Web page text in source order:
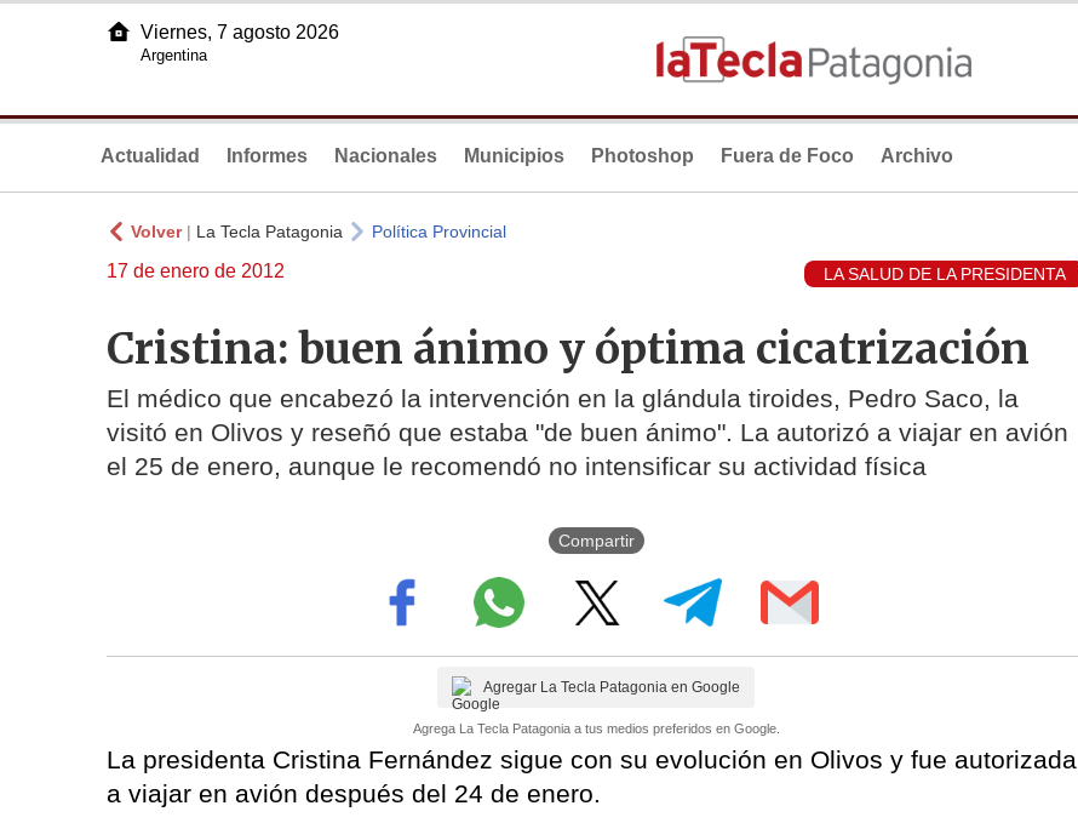
Viernes, 7 agosto 2026
Argentina
Actualidad Informes Nacionales Municipios Photoshop Fuera de Foco Archivo
Volver| La Tecla Patagonia Política Provincial
17 de enero de 2012 LA SALUD DE LA PRESIDENTA
Cristina: buen ánimo y óptima cicatrización
El médico que encabezó la intervención en la glándula tiroides, Pedro Saco, la
visitó en Olivos y reseñó que estaba "de buen ánimo". La autorizó a viajar en avión
el 25 de enero, aunque le recomendó no intensificar su actividad física
Compartir
Agregar La Tecla Patagonia en Google
Agrega La Tecla Patagonia a tus medios preferidos en Google.
La presidenta Cristina Fernández sigue con su evolución en Olivos y fue autorizada
a viajar en avión después del 24 de enero.